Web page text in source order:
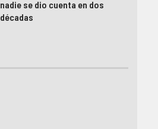
nadie se dio cuenta en dos
décadas